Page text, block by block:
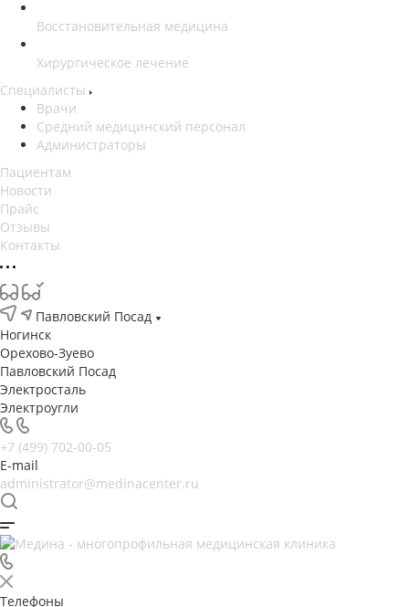
Восстановительная медицина
Хирургическое лечение
Специалисты
Врачи
Средний медицинский персонал
Администраторы
Пациентам
Новости
Прайс
Отзывы
Контакты
Павловский Посад
Ногинск
Орехово-Зуево
Павловский Посад
Электросталь
Электроугли
+7 (499) 702-00-05
E-mail
administrator@medinacenter.ru
Телефоны